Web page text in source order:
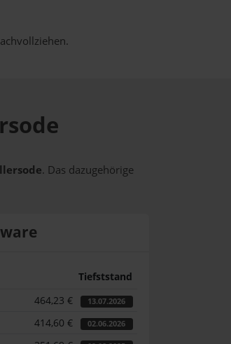
. Das dazugehörige
Tiefststand
464,23 € 13.07.2026
414,60 € 02.06.2026